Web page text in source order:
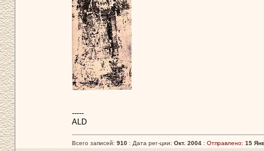
-----
ALD
Всего записей: 910: Дата рег-ции: Окт. 2004: Отправлено: 15